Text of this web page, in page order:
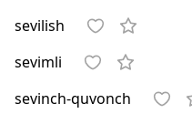
sevilish
sevimli
sevinch-quvonch